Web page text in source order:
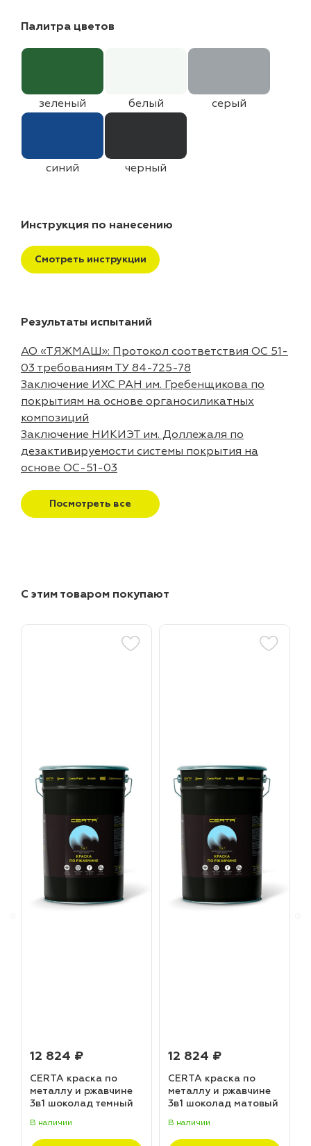
Палитра цветов
зеленый белый серый
синий черный
Инструкция по нанесению
Смотреть инструкции
Результаты испытаний
АО «ТЯЖМАШ»: Протокол соответствия ОС 51-
03 требованиям ТУ 84-725-78
Заключение ИХС РАН им. Гребенщикова по
покрытиям на основе органосиликатных
композиций
Заключение НИКИЭТ им. Доллежаля по
дезактивируемости системы покрытия на
основе ОС-51-03
Посмотреть все
С этим товаром покупают
12 824 ₽
CERTA краска по
металлу и ржавчине
3в1 шоколад темный
(20,0кг)
В наличии
12 824 ₽
CERTA краска по
металлу и ржавчине
3в1 шоколад матовый
В наличии